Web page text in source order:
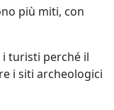
più miti, con
turisti perché il
i siti archeologici